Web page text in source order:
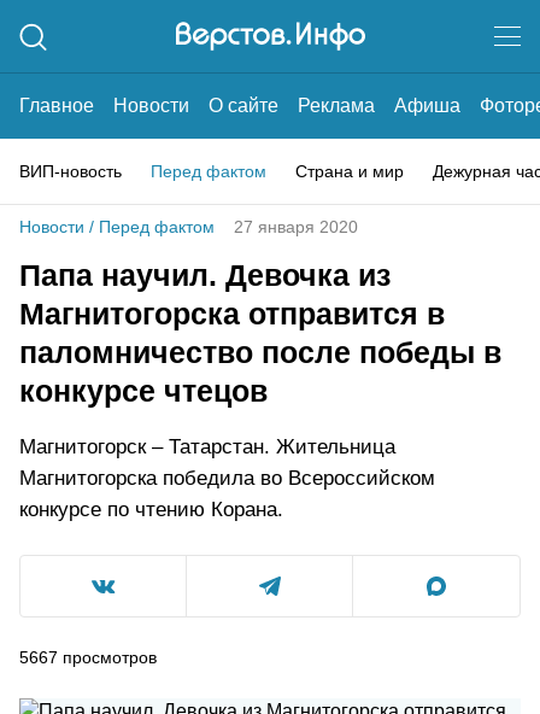
Главное Новости О сайте Реклама Афиша
ВИП-новость Перед фактом Страна и мир Дежурная
Новости / Перед фактом 27 января 2020
Папа научил. Девочка из
Магнитогорска отправится в
паломничество после победы в
конкурсе чтецов
Магнитогорск – Татарстан. Жительница
Магнитогорска победила во Всероссийском
конкурсе по чтению Корана.
5667 просмотров